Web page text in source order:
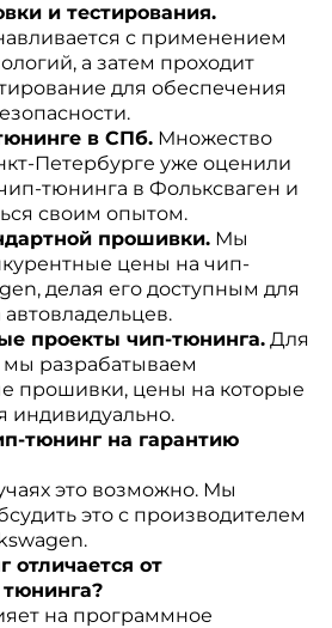
и тестирования.
с применением
а затем проходит
для обеспечения
в СПб.Множество
Петербурге уже оценили
тюнинга в Фольксваген и
своим опытом.
прошивки.Мы
цены на чип-
делая его доступным для
проекты чип-тюнинга.Для
мы разрабатываем
прошивки, цены на которые
индивидуально.
тюнинг на гарантию
это возможно. Мы
это с производителем
отличается от
на программное